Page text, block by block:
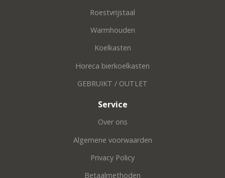
Roestvrijstaal
Warmhouden
Koelkasten
Horeca bierkoelkasten
GEBRUIKT / OUTLET
Service
Over ons
Algemene voorwaarden
Privacy Policy
Betaalmethoden